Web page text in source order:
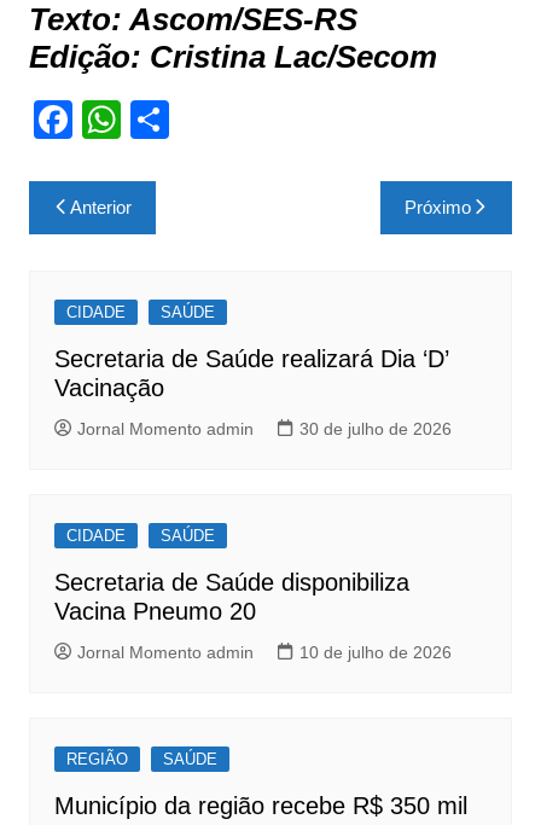
Texto: Ascom/SES-RS
Edição: Cristina Lac/Secom
F
c
e
o
o
k
W
at
s
p
p
S
Navegação
de
Anterior Próximo
CIDADE SAÚDE
Secretaria de Saúde realizará Dia ‘D’
Vacinação
Jornal Momento admin 30 de julho de 2026
CIDADE SAÚDE
Secretaria de Saúde disponibiliza
Vacina Pneumo 20
Jornal Momento admin 10 de julho de 2026
REGIÃO SAÚDE
Município da região recebe R$ 350 mil